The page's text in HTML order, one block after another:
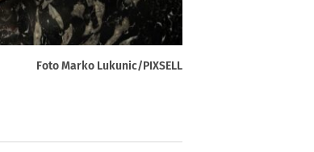
Foto Marko Lukunic/PIXSELL